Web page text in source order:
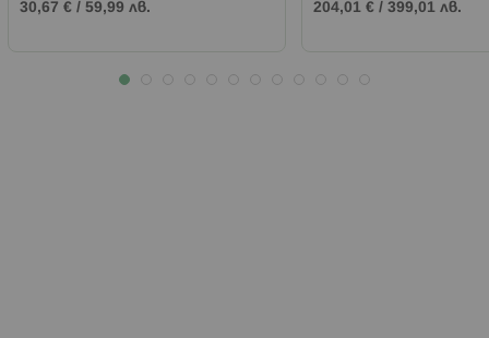
30,67 € / 59,99 лв.
204,01 € / 399,01 лв.